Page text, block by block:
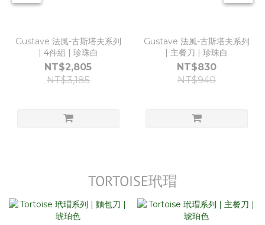
Gustave 法風-古斯塔夫系列
| 4件組 | 珍珠白
NT$2,805
NT$3,185
Gustave 法風-古斯塔夫系列
| 主餐刀 | 珍珠白
NT$830
NT$940
TORTOISE玳瑁